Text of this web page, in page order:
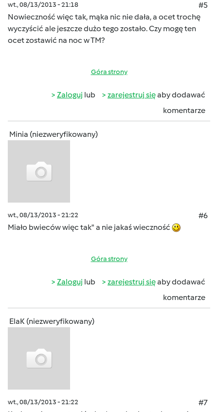
wt., 08/13/2013 - 21:18
#5
Nowieczność więc tak, mąka nic nie dała, a ocet trochę
wyczyścić ale jeszcze dużo tego zostało. Czy mogę ten
ocet zostawić na noc w TM?
Góra strony
Zaloguj lub zarejestruj sięaby dodawać
komentarze
Minia (niezweryfikowany)
wt., 08/13/2013 - 21:22
#6
Miało bwieców więc tak" a nie jakaś wieczność
Góra strony
Zaloguj lub zarejestruj sięaby dodawać
komentarze
ElaK (niezweryfikowany)
wt., 08/13/2013 - 21:22
#7